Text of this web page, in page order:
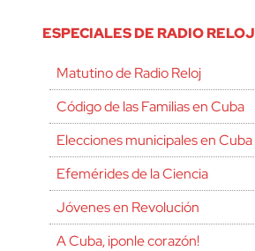
ESPECIALES DE RADIO RELOJ
Matutino de Radio Reloj
Código de las Familias en Cuba
Elecciones municipales en Cuba
Efemérides de la Ciencia
Jóvenes en Revolución
A Cuba, ¡ponle corazón!